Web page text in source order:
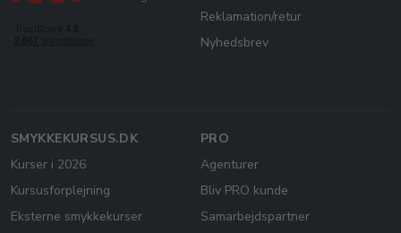
Reklamation/retur
Nyhedsbrev
SMYKKEKURSUS.DK
Kurser i 2026
Kursusforplejning
Eksterne smykkekurser
PRO
Agenturer
Bliv PRO kunde
Samarbejdspartner